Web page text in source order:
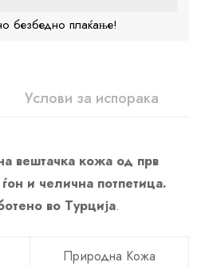
безбедно плаќање!
Услови за испорака
вештачка кожа од прв
и челична потпетица.
во Турција.
Природна Кожа